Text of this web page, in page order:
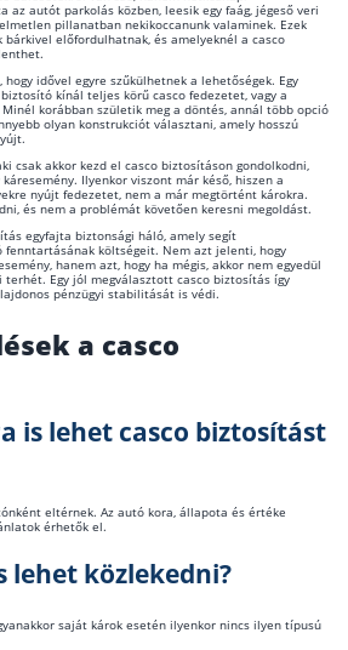
az autót parkolás közben, leesik egy faág, jégeső veri
pillanatban nekikoccanunk valaminek. Ezek
előfordulhatnak, és amelyeknél a casco
idővel egyre szűkülhetnek a lehetőségek. Egy
kínál teljes körű casco fedezetet, vagy a
korábban születik meg a döntés, annál több opció
olyan konstrukciót választani, amely hosszú
csak akkor kezd el casco biztosításon gondolkodni,
Ilyenkor viszont már késő, hiszen a
nyújt fedezetet, nem a már megtörtént károkra.
és nem a problémát követően keresni megoldást.
egyfajta biztonsági háló, amely segít
költségeit. Nem azt jelenti, hogy
hanem azt, hogy ha mégis, akkor nem egyedül
Egy jól megválasztott casco biztosítás így
pénzügyi stabilitását is védi.
a casco
is lehet casco biztosítást
eltérnek. Az autó kora, állapota és értéke
érhetők el.
lehet közlekedni?
saját károk esetén ilyenkor nincs ilyen típusú